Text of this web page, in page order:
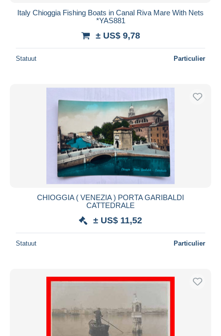
Italy Chioggia Fishing Boats in Canal Riva Mare With Nets
*YAS881
± US$ 9,78
Statuut Particulier
CHIOGGIA ( VENEZIA ) PORTA GARIBALDI
CATTEDRALE
± US$ 11,52
Statuut Particulier